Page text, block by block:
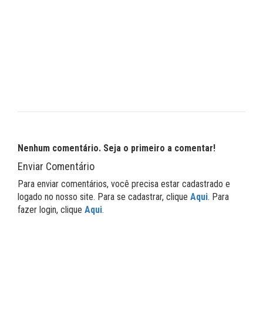
Nenhum comentário. Seja o primeiro a comentar!
Enviar Comentário
Para enviar comentários, você precisa estar cadastrado e
logado no nosso site. Para se cadastrar, clique Aqui. Para
fazer login, clique Aqui.